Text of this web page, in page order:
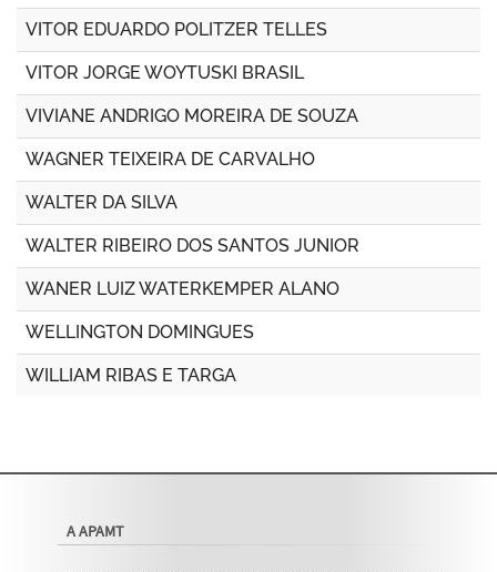
VITOR EDUARDO POLITZER TELLES
VITOR JORGE WOYTUSKI BRASIL
VIVIANE ANDRIGO MOREIRA DE SOUZA
WAGNER TEIXEIRA DE CARVALHO
WALTER DA SILVA
WALTER RIBEIRO DOS SANTOS JUNIOR
WANER LUIZ WATERKEMPER ALANO
WELLINGTON DOMINGUES
WILLIAM RIBAS E TARGA
A APAMT